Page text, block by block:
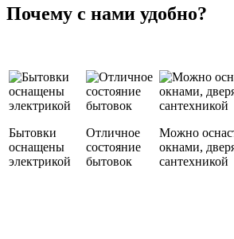
Почему с нами удобно?
Бытовки
оснащены
электрикой
Отличное
состояние
бытовок
Можно
окнами,
сантехникой